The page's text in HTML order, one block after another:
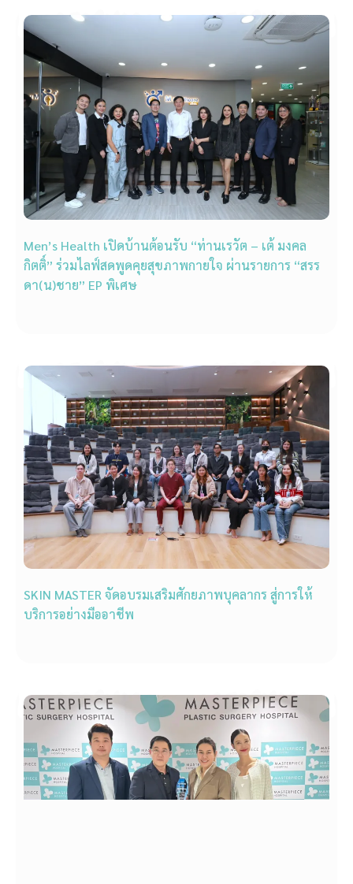
Men’s Health เปิดบ้านต้อนรับ “ท่านเรวัต – เต้ มงคล
กิตติ์” ร่วมไลฟ์สดพูดคุยสุขภาพกายใจ ผ่านรายการ “สรร
ดา(น)ชาย” EP พิเศษ
SKIN MASTER จัดอบรมเสริมศักยภาพบุคลากร สู่การให้
บริการอย่างมืออาชีพ